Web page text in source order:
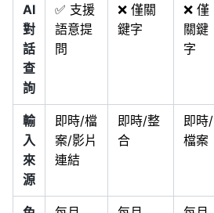
AI
對
話
查
詢
✅ 支援
語意提
問
❌ 僅關
鍵字
❌ 僅
關鍵
字
輸
入
來
源
即時/檔
案/影片
連結
即時/整
合
即時/
檔案